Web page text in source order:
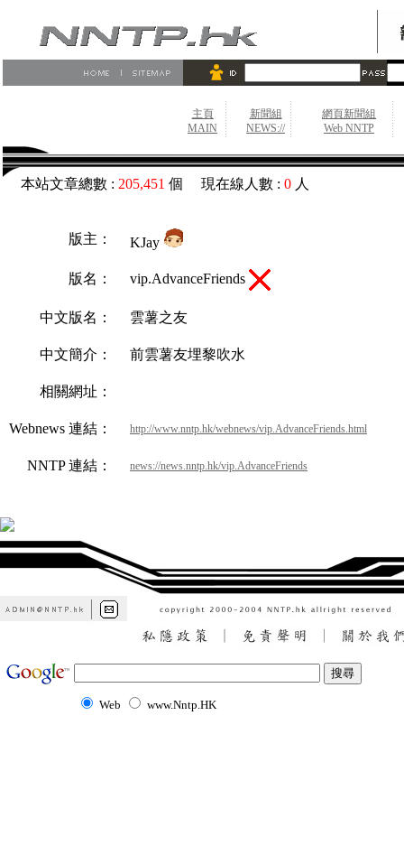
主頁
MAIN
新聞組
NEWS://
網頁新聞組
Web NNTP
本站文章總數 : 205,451 個 現在線人數 : 0 人
版主： KJay
版名： vip.AdvanceFriends
中文版名： 雲薯之友
中文簡介： 前雲薯友埋黎吹水
相關網址：
Webnews 連結： http://www.nntp.hk/webnews/vip.AdvanceFriends.html
NNTP 連結： news://news.nntp.hk/vip.AdvanceFriends
Web www.Nntp.HK